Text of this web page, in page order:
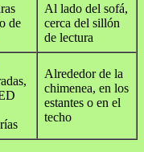
de
Al lado del sofá,
cerca del sillón
de lectura
Alrededor de la
chimenea, en los
estantes o en el
techo